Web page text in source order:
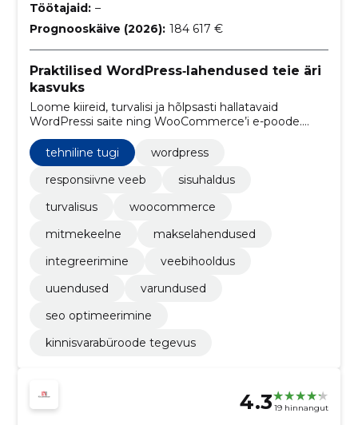
Töötajaid: –
Prognooskäive (2026): 184 617 €
Praktilised WordPress‑lahendused teie äri
kasvuks
Loome kiireid, turvalisi ja hõlpsasti hallatavaid
WordPressi saite ning WooCommerce’i e-poode.
Pakume SEO-d, reklaami, integratsioone ja hooldust,
et suurendada nähtavust ja müüki.
tehniline tugi
wordpress
responsiivne veeb
sisuhaldus
turvalisus
woocommerce
mitmekeelne
makselahendused
integreerimine
veebihooldus
uuendused
varundused
seo optimeerimine
kinnisvarabüroode tegevus
4.3 19 hinnangut